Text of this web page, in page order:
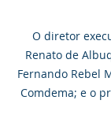
O diretor
Renato de
Fernando Rebel
Comdema; e o